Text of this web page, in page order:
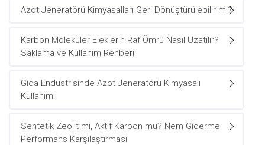
Azot Jeneratörü Kimyasalları Geri Dönüştürülebilir mi?
Karbon Moleküler Eleklerin Raf Ömrü Nasıl Uzatılır?
Saklama ve Kullanım Rehberi
Gıda Endüstrisinde Azot Jeneratörü Kimyasalı
Kullanımı
Sentetik Zeolit mi, Aktif Karbon mu? Nem Giderme
Performans Karşılaştırması